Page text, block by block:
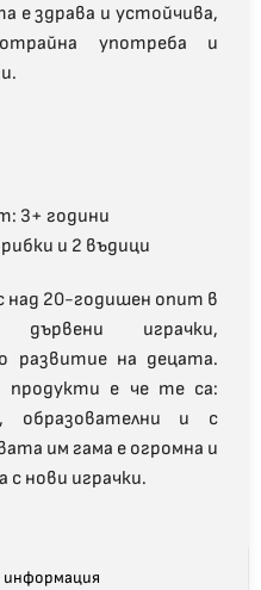
е здрава и устойчива,
употреба и
3+ години
и 2 въдици
над 20-годишен опит в
играчки,
развитие на децата.
продукти е че те са:
образователни и с
им гама е огромна и
с нови играчки.